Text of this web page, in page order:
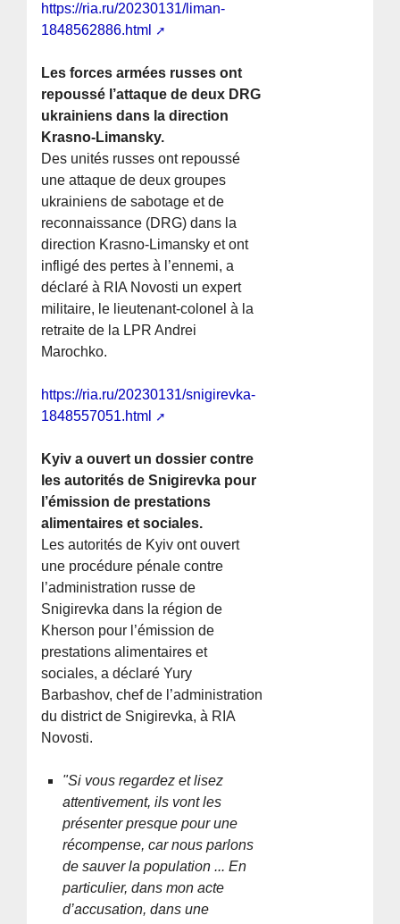
https://ria.ru/20230131/liman-
1848562886.html
Les forces armées russes ont
repoussé l’attaque de deux DRG
ukrainiens dans la direction
Krasno-Limansky.
Des unités russes ont repoussé
une attaque de deux groupes
ukrainiens de sabotage et de
reconnaissance (DRG) dans la
direction Krasno-Limansky et ont
infligé des pertes à l’ennemi, a
déclaré à RIA Novosti un expert
militaire, le lieutenant-colonel à la
retraite de la LPR Andrei
Marochko.
https://ria.ru/20230131/snigirevka-
1848557051.html
Kyiv a ouvert un dossier contre
les autorités de Snigirevka pour
l’émission de prestations
alimentaires et sociales.
Les autorités de Kyiv ont ouvert
une procédure pénale contre
l’administration russe de
Snigirevka dans la région de
Kherson pour l’émission de
prestations alimentaires et
sociales, a déclaré Yury
Barbashov, chef de l’administration
du district de Snigirevka, à RIA
Novosti.
"Si vous regardez et lisez
attentivement, ils vont les
présenter presque pour une
récompense, car nous parlons
de sauver la population ... En
particulier, dans mon acte
d’accusation, dans une